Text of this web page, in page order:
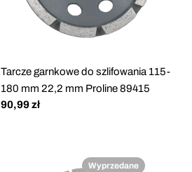
Tarcze garnkowe do szlifowania 115-
180 mm 22,2 mm Proline 89415
Cena
90,99 zł
Wyprzedane